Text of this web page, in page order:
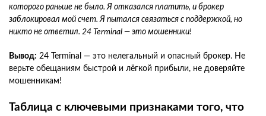
которого раньше не было. Я отказался платить, и брокер
заблокировал мой счет. Я пытался связаться с поддержкой, но
никто не ответил. 24 Terminal — это мошенники!
Вывод: 24 Terminal — это нелегальный и опасный брокер. Не
верьте обещаниям быстрой и лёгкой прибыли, не доверяйте
мошенникам!
Таблица с ключевыми признаками того, что